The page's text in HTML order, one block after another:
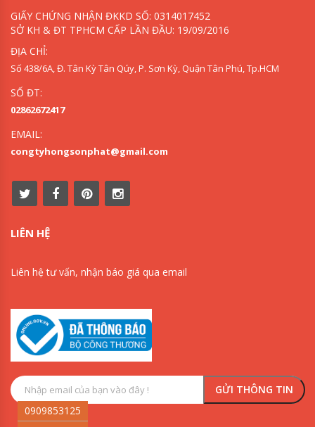
GIẤY CHỨNG NHẬN ĐKKD SỐ: 0314017452
SỞ KH & ĐT TPHCM CẤP LẦN ĐẦU: 19/09/2016
ĐỊA CHỈ:
Số 438/6A, Đ. Tân Kỳ Tân Qúy, P. Sơn Kỳ, Quận Tân Phú, Tp.HCM
SỐ ĐT:
02862672417
EMAIL:
congtyhongsonphat@gmail.com
LIÊN HỆ
Liên hệ tư vấn, nhận báo giá qua email
0909853125